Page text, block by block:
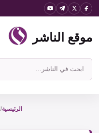
انتقل
المحتوى
موقع الناشر
ابحث
في
الرئيسية/